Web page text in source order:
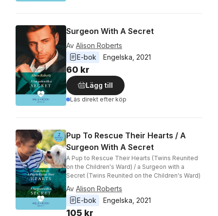
Surgeon With A Secret
Av Alison Roberts
E-bok
Engelska, 2021
60 kr
Lägg till
Läs direkt efter köp
Pup To Rescue Their Hearts / A
Surgeon With A Secret
A Pup to Rescue Their Hearts (Twins Reunited
on the Children's Ward) / a Surgeon with a
Secret (Twins Reunited on the Children's Ward)
Av Alison Roberts
E-bok
Engelska 2021
105 kr